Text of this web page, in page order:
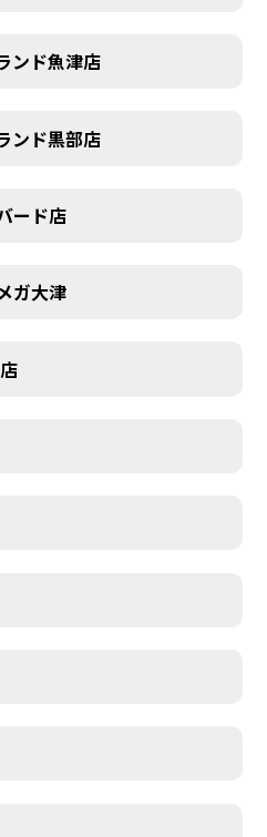
ンド魚津店
ンド黒部店
ード店
ガ大津